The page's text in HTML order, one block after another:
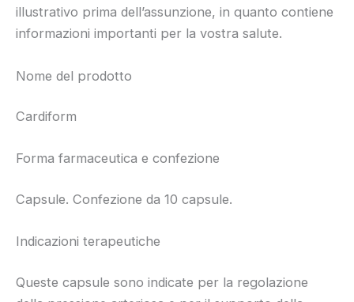
illustrativo prima dell’assunzione, in quanto contiene
informazioni importanti per la vostra salute.
Nome del prodotto
Cardiform
Forma farmaceutica e confezione
Capsule. Confezione da 10 capsule.
Indicazioni terapeutiche
Queste capsule sono indicate per la regolazione